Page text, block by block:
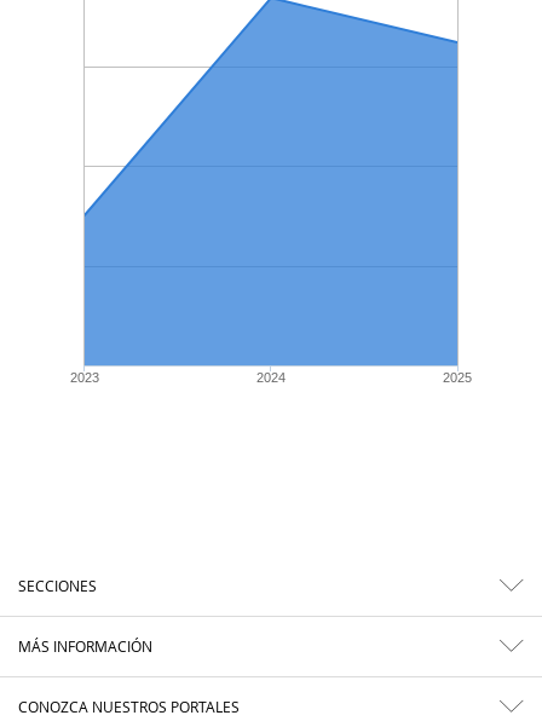
2023 2024 2025
SECCIONES
MÁS INFORMACIÓN
CONOZCA NUESTROS PORTALES